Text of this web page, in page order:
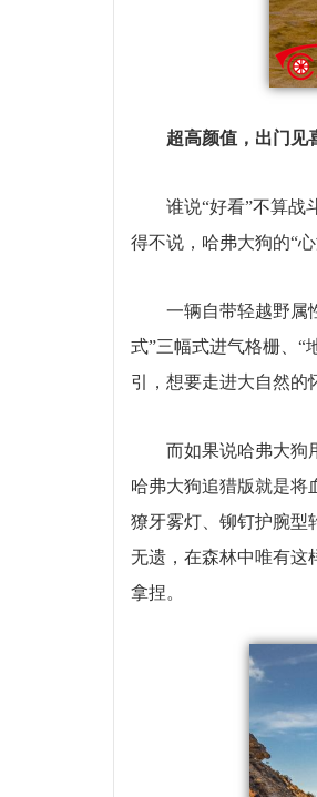
超高颜值，出门见
谁说“好看”不算战
得不说，哈弗大狗的“
一辆自带轻越野属
式”三幅式进气格栅、“
引，想要走进大自然的
而如果说哈弗大狗
哈弗大狗追猎版就是将
獠牙雾灯、铆钉护腕型
无遗，在森林中唯有这
拿捏。